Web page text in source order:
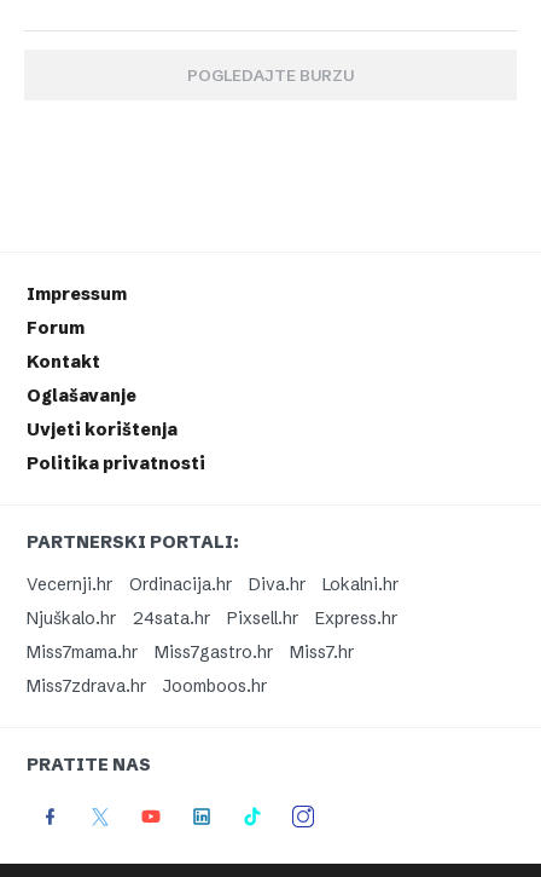
POGLEDAJTE BURZU
Impressum
Forum
Kontakt
Oglašavanje
Uvjeti korištenja
Politika privatnosti
PARTNERSKI PORTALI:
Vecernji.hr
Ordinacija.hr Diva.hr
Lokalni.hr
Njuškalo.hr
24sata.hr Pixsell.hr
Express.hr
Miss7mama.hr
Miss7gastro.hr
Miss7.hr
Miss7zdrava.hr
Joomboos.hr
PRATITE NAS